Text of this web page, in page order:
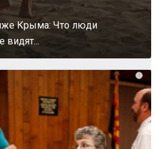
Крыма: Что люди
видят...
i